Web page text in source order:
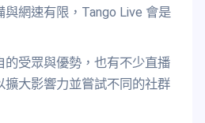
網速有限，Tango Live 會是
的受眾與優勢，也有不少直播
擴大影響力並嘗試不同的社群